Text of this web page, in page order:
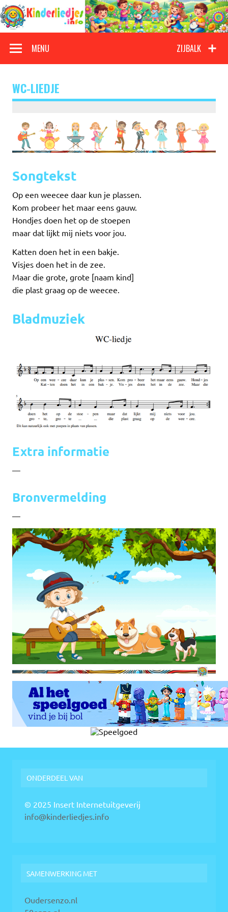
Doorgaan
naar
inhoud
Kinderliedjes
ZIJBALK
MENU
WC-LIEDJE
Songtekst
Op een weecee daar kun je plassen.
Kom probeer het maar eens gauw.
Hondjes doen het op de stoepen
maar dat lijkt mij niets voor jou.
Katten doen het in een bakje.
Visjes doen het in de zee.
Maar die grote, grote [naam kind]
die plast graag op de weecee.
Bladmuziek
Extra informatie
—
Bronvermelding
—
ONDERDEEL VAN
© 2025 Insert Internetuitgeverij
info@kinderliedjes.info
SAMENWERKING MET
Oudersenzo.nl